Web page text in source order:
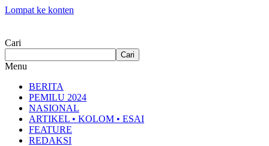
Lompat ke konten
Cari
Cari
Menu
BERITA
PEMILU 2024
NASIONAL
ARTIKEL • KOLOM • ESAI
FEATURE
REDAKSI